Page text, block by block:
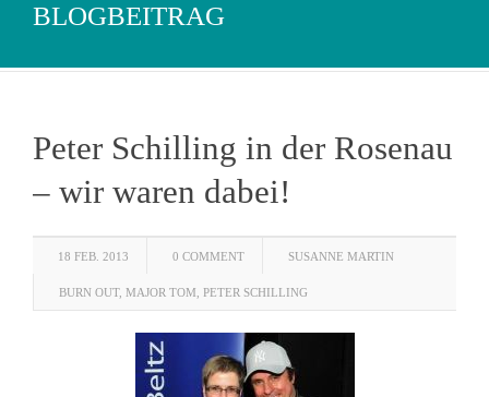
BLOGBEITRAG
Peter Schilling in der Rosenau
– wir waren dabei!
18 FEB. 2013 0 COMMENT SUSANNE MARTIN
BURN OUT, MAJOR TOM PETER SCHILLING